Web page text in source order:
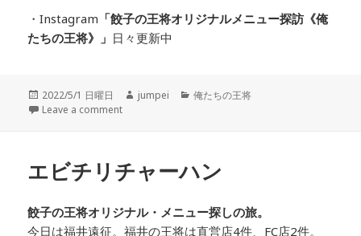
・Instagram 「餃子の王将オリジナルメニュー探訪 《俺
たちの王将》」 日々更新中
投
稿
2022/5/1 日曜日
作
jumpei
カ
俺たちの王将
Leave a comment
エビチリチャーハン
餃子の王将オリジナル・メニュー探しの旅。
今日は福井遠征。福井の王将は直営店4件、FC店2件。